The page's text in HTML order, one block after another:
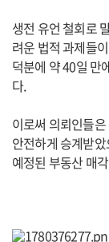
생전 유언 철회로
려운 법적 과제들
덕분에 약 40일 만
다.
이로써 의뢰인들
안전하게 승계받
예정된 부동산 매